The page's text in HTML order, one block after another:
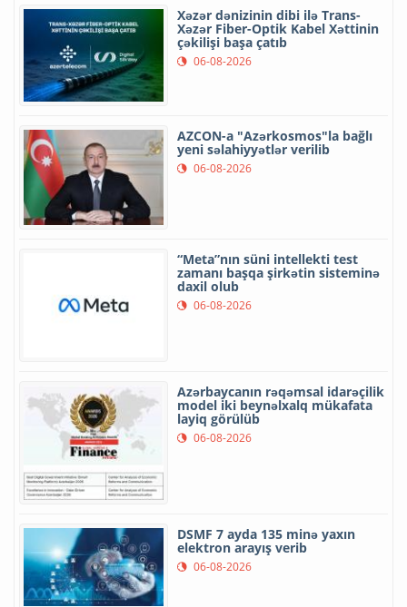
Xəzər dənizinin dibi ilə Trans-
Xəzər Fiber-Optik Kabel Xəttinin
çəkilişi başa çatıb
06-08-2026
AZCON-a "Azərkosmos"la bağlı
yeni səlahiyyətlər verilib
06-08-2026
“Meta”nın süni intellekti test
zamanı başqa şirkətin sisteminə
daxil olub
06-08-2026
Azərbaycanın rəqəmsal idarəçilik
model iki beynəlxalq mükafata
layiq görülüb
06-08-2026
DSMF 7 ayda 135 minə yaxın
elektron arayış verib
06-08-2026